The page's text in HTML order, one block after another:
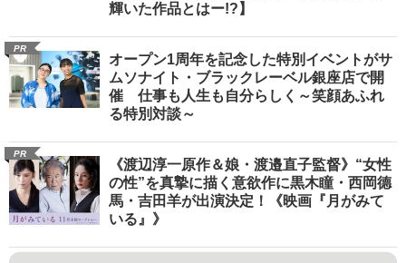
輝いた作品とはー!?】
PR
オープン1周年を記念した特別イベントがサ
ムソナイト・ブラックレーベル銀座店で開
催 仕事も人生も自分らしく～笑顔あふれ
る特別対談～
PR
《渡辺淳一原作＆娘・渡邉直子監督》“女性
の性”を真摯に描く意欲作に黒木瞳・西岡德
馬・吉田羊が出演決定！《映画『月がみて
いる』》